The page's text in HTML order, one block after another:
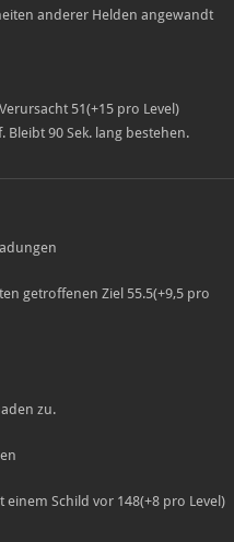
anderer Helden angewandt
51(+15 pro Level)
Bleibt 90 Sek. lang bestehen.
getroffenen Ziel 55.5(+9,5 pro
zu.
Schild vor 148(+8 pro Level)